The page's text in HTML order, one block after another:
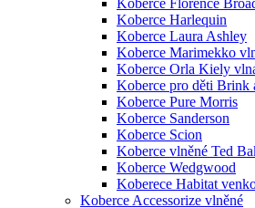
Koberce Harlequin
Koberce Laura Ashley
Koberce Marimekko
Koberce Orla Kiely
Koberce pro děti Brink
Koberce Pure Morris
Koberce Sanderson
Koberce Scion
Koberce vlněné Ted
Koberce Wedgwood
Koberece Habitat
Koberce Accessorize vlněné